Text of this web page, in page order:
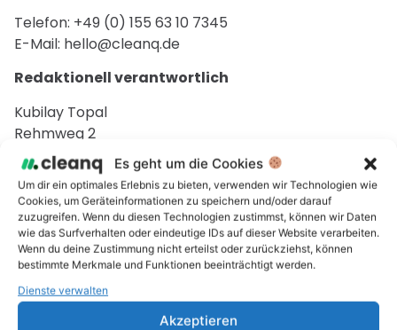
Es geht um die Cookies
Um dir ein optimales Erlebnis zu bieten, verwenden wir Technologien wie
Cookies, um Geräteinformationen zu speichern und/oder darauf
zuzugreifen. Wenn du diesen Technologien zustimmst, können wir Daten
wie das Surfverhalten oder eindeutige IDs auf dieser Website verarbeiten.
Wenn du deine Zustimmung nicht erteilst oder zurückziehst, können
bestimmte Merkmale und Funktionen beeinträchtigt werden.
Dienste verwalten
Akzeptieren
Telefon: +49 (0) 155 63 10 7345
E-Mail: hello@cleanq.de
Redaktionell verantwortlich
Kubilay Topal
Rehmweg 2
88273 Blitzenreute
EU-Streitschlichtung
Die Europäische Kommission stellt eine Plattform zur
Online-Streitbeilegung (OS) bereit:
https://ec.europa.eu/consumers/odr/.
Unsere E-Mail-Adresse finden Sie oben im
Impressum.